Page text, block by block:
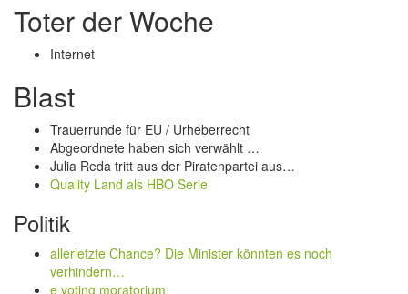
Toter der Woche
Internet
Blast
Trauerrunde für EU / Urheberrecht
Abgeordnete haben sich verwählt …
Julia Reda tritt aus der Piratenpartei aus…
Quality Land als HBO Serie
Politik
allerletzte Chance? Die Minister könnten es noch
verhindern…
e voting moratorium